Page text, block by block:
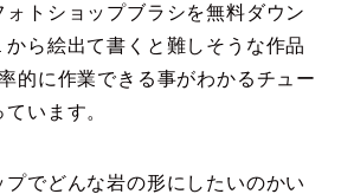
ォトショップブラシを無料ダウン
から絵出て書くと難しそうな作品
的に作業できる事がわかるチュー
います。
プでどんな岩の形にしたいのかい